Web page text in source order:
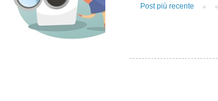
Post più recente